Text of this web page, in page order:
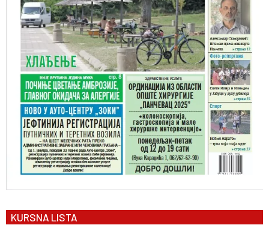
KURSNA LISTA